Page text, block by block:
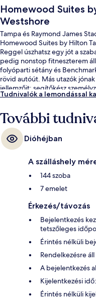
Homewood Suites
Westshore
Tampa és Raymond James
Homewood Suites by Hilton
Reggel úszhatsz egy jót a
pedig nonstop fitneszterem
folyóparti sétány és
rövid autóút. Más utazók
jellemzőit: segítőkész
Tudnivalók a lemondással
További
Dióhéjban
A szálláshely
144 szoba
7 emelet
Érkezés/távozás
Bejelentkezés
tetszőleges
Érintés nélküli
Rendelkezésre
A bejelentkezés
Kijelentkezési
Érintés nélküli